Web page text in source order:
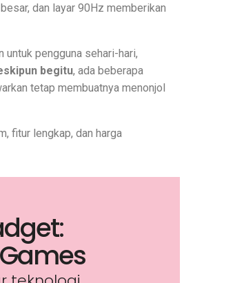
dan layar 90Hz memberikan
untuk pengguna sehari-hari,
begitu, ada beberapa
tetap membuatnya menonjol
fitur lengkap, dan harga